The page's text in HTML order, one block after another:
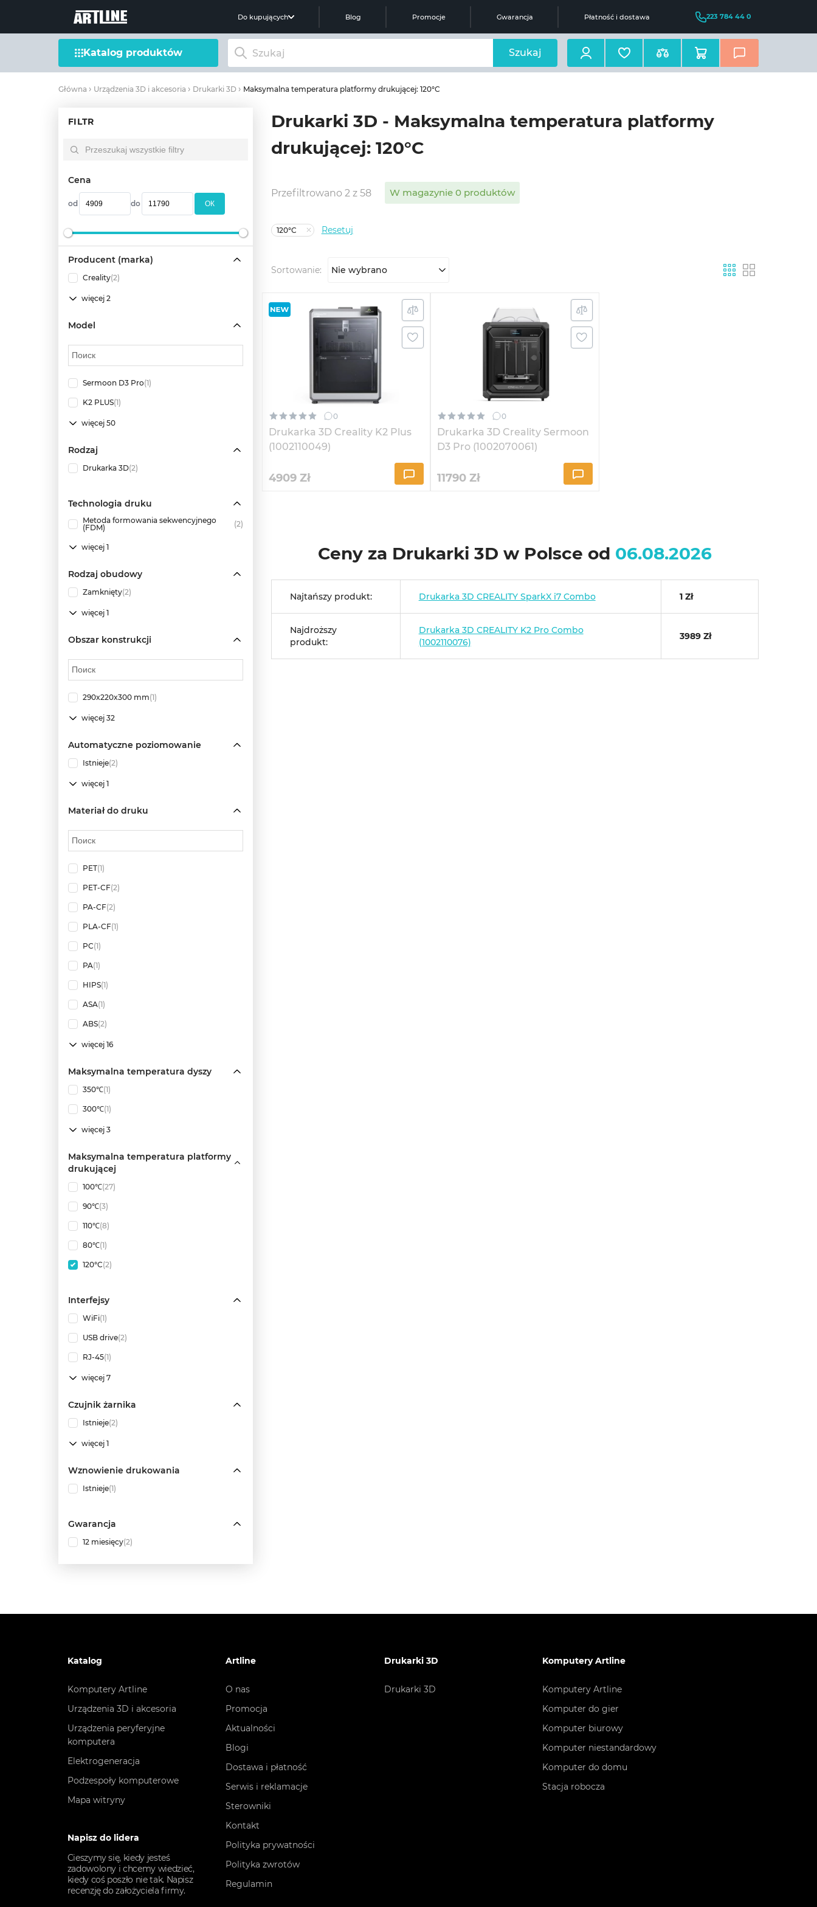
Do kupujących Blog Promocje Gwarancja Płatność i dostawa 223 784 44 0
Katalog produktów Szukaj
Główna Urządzenia 3D i akcesoria Drukarki 3D Maksymalna temperatura platformy drukującej: 120°C
FILTR
Cena
od do OК
Producent (marka)
Creality(2)
więcej 2
Model
Sermoon D3 Pro(1)
K2 PLUS(1)
więcej 50
Rodzaj
Drukarka 3D(2)
Technologia druku
Metoda formowania sekwencyjnego
(FDM)
(2)
więcej 1
Rodzaj obudowy
Zamknięty(2)
więcej 1
Obszar konstrukcji
290x220x300 mm(1)
więcej 32
Automatyczne poziomowanie
Istnieje(2)
więcej 1
Materiał do druku
PET(1)
PET-CF(2)
PA-CF(2)
PLA-CF(1)
PC(1)
PA(1)
HIPS(1)
ASA(1)
ABS(2)
więcej 16
Maksymalna temperatura dyszy
350℃(1)
300℃(1)
więcej 3
Maksymalna temperatura platformy
drukującej
100℃(27)
90℃(3)
110℃(8)
80℃(1)
120°C(2)
Interfejsy
WiFi(1)
USB drive(2)
RJ-45(1)
więcej 7
Czujnik żarnika
Istnieje(2)
więcej 1
Wznowienie drukowania
Istnieje(1)
Gwarancja
12 miesięcy(2)
Drukarki 3D - Maksymalna temperatura platformy
drukującej: 120°C
Przefiltrowano 2 z 58 W magazynie 0 produktów
120°C Resetuj
Sortowanie: Nie wybrano
0
Drukarka 3D Creality K2 Plus
(1002110049)
4909 Zł
0
Drukarka 3D Creality Sermoon
D3 Pro (1002070061)
11790 Zł
Ceny za Drukarki 3D w Polsce od 06.08.2026
Najtańszy produkt: Drukarka 3D CREALITY SparkX i7 Combo 1 Zł
Najdroższy
produkt:
Drukarka 3D CREALITY K2 Pro Combo
(1002110076)
3989 Zł
Katalog
Komputery Artline
Urządzenia 3D i akcesoria
Urządzenia peryferyjne
komputera
Elektrogeneracja
Podzespoły komputerowe
Mapa witryny
Napisz do lidera
Cieszymy się, kiedy jesteś
zadowolony i chcemy wiedzieć,
kiedy coś poszło nie tak. Napisz
recenzję do założyciela firmy.
Artline
O nas
Promocja
Aktualności
Blogi
Dostawa i płatność
Serwis i reklamacje
Sterowniki
Kontakt
Polityka prywatności
Polityka zwrotów
Regulamin
Drukarki 3D
Drukarki 3D
Komputery Artline
Komputery Artline
Komputer do gier
Komputer biurowy
Komputer niestandardowy
Komputer do domu
Stacja robocza